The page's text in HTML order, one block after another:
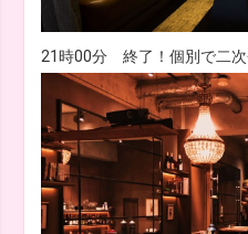
21時00分 終了！個別で二次